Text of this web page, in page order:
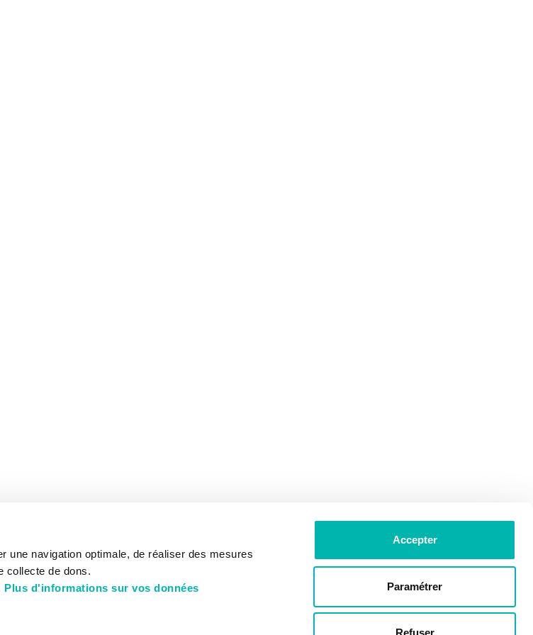
une navigation optimale, de réaliser des mesures
collecte de dons.
Plus d'informations sur vos données
Accepter
Paramétrer
Refuser